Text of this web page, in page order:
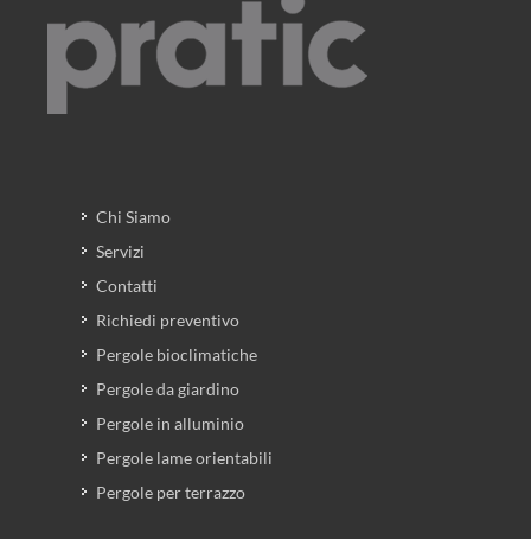
Chi Siamo
Servizi
Contatti
Richiedi preventivo
Pergole bioclimatiche
Pergole da giardino
Pergole in alluminio
Pergole lame orientabili
Pergole per terrazzo